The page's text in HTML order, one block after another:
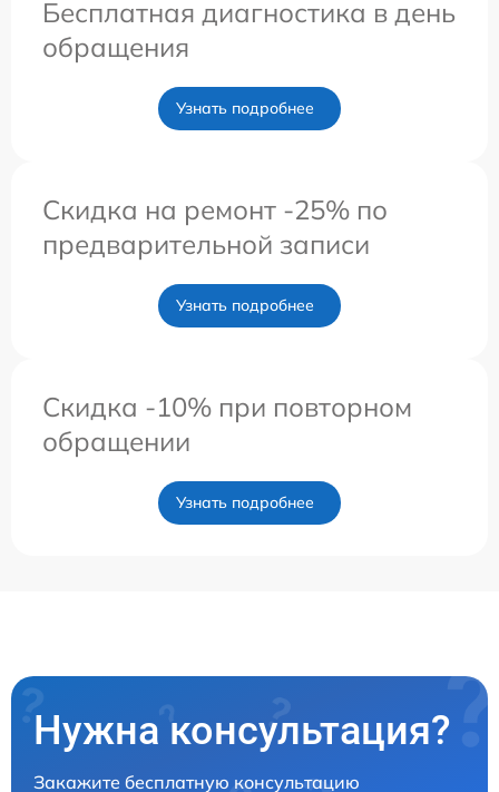
Бесплатная диагностика в день
обращения
Узнать подробнее
Скидка на ремонт -25% по
предварительной записи
Узнать подробнее
Скидка -10% при повторном
обращении
Узнать подробнее
Нужна консультация?
Закажите бесплатную консультацию